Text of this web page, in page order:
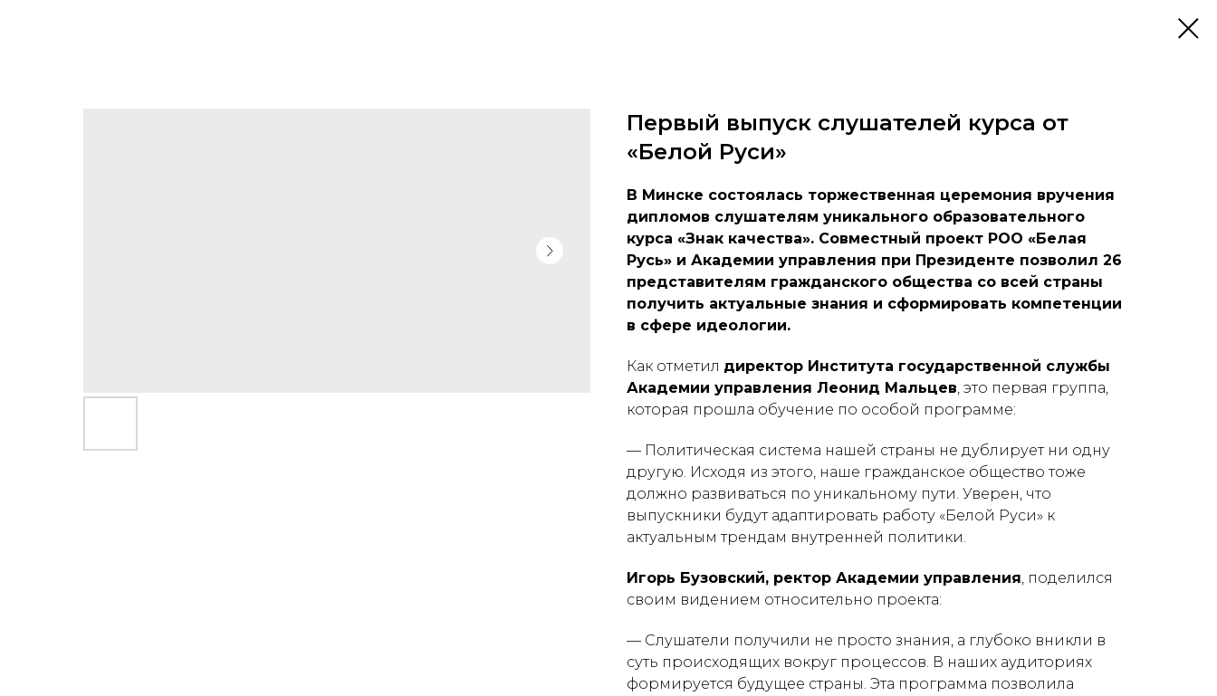
Первый выпуск слушателей курса от
«Белой Руси»
В Минске состоялась торжественная церемония вручения
дипломов слушателям уникального образовательного
курса «Знак качества». Совместный проект РОО «Белая
Русь» и Академии управления при Президенте позволил 26
представителям гражданского общества со всей страны
получить актуальные знания и сформировать компетенции
в сфере идеологии.
Как отметил директор Института государственной службы
Академии управления Леонид Мальцев, это первая группа,
которая прошла обучение по особой программе:
— Политическая система нашей страны не дублирует ни одну
другую. Исходя из этого, наше гражданское общество тоже
должно развиваться по уникальному пути. Уверен, что
выпускники будут адаптировать работу «Белой Руси» к
актуальным трендам внутренней политики.
Игорь Бузовский, ректор Академии управления, поделился
своим видением относительно проекта:
— Слушатели получили не просто знания, а глубоко вникли в
суть происходящих вокруг процессов. В наших аудиториях
формируется будущее страны. Эта программа позволила